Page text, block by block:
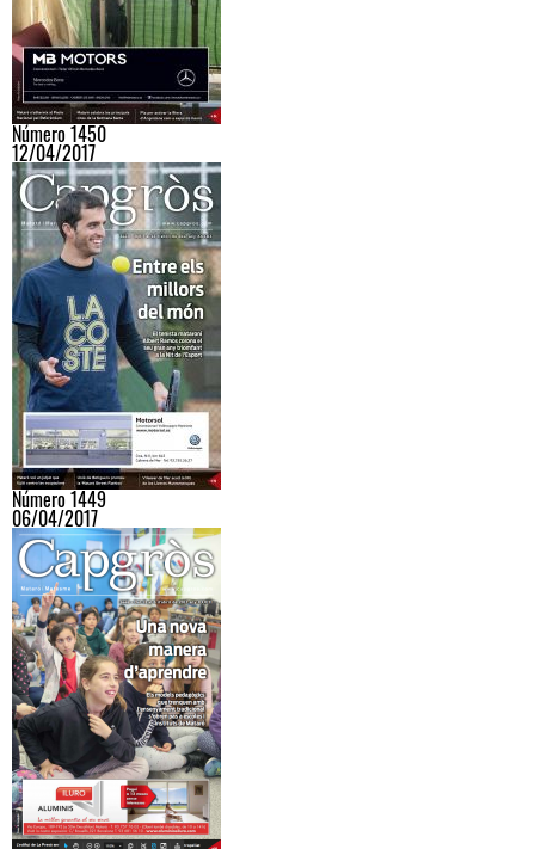
Número 1450
12/04/2017
Número 1449
06/04/2017